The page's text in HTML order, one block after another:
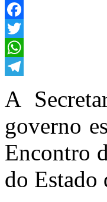
Facebook
Twitter
WhatsApp
A
governo
Encontro
do Estado